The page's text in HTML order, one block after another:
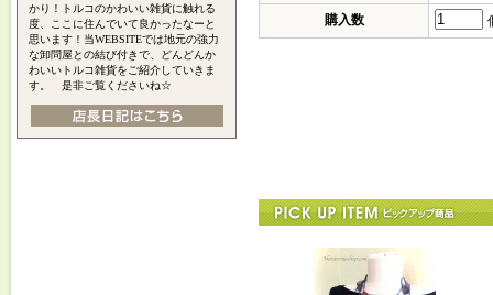
かり！トルコのかわいい雑貨に触れる
度、ここに住んでいて良かったなーと
思います！当WEBSITEでは地元の強力
な卸問屋との結び付きで、どんどんか
わいいトルコ雑貨をご紹介していきま
す。 是非ご覧くださいね☆
購入数